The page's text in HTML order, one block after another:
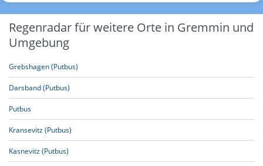
Regenradar für weitere Orte in Gremmin und
Umgebung
Grebshagen (Putbus)
Darsband (Putbus)
Putbus
Kransevitz (Putbus)
Kasnevitz (Putbus)